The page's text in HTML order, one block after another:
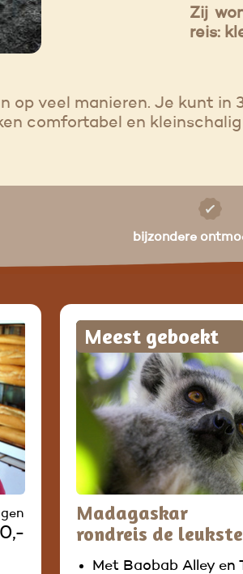
Zij
reis:
op veel manieren. Je kunt
comfortabel en
bijzondere
Meest geboekt
Madagaskar
rondreis de leukste
Met Baobab Alley en